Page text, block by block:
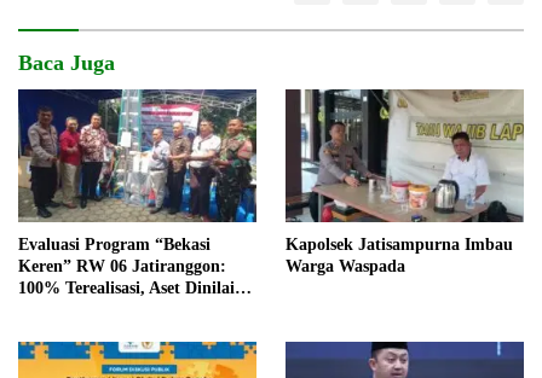
Baca Juga
Evaluasi Program “Bekasi
Keren” RW 06 Jatiranggon:
100% Terealisasi, Aset Dinilai
Kapolsek Jatisampurna Imbau
Warga Waspada